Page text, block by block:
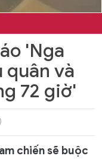
'Nga
và
72 giờ'
chiến sẽ buộc